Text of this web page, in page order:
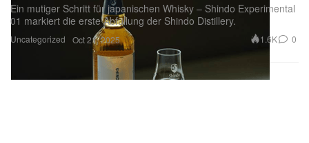
Uncategorized
Ein mutiger Schritt für japanischen Whisky – Shindo Experimental
01 markiert die erste Abfüllung der Shindo Distillery.
Oct 21, 2025 1.6K 0